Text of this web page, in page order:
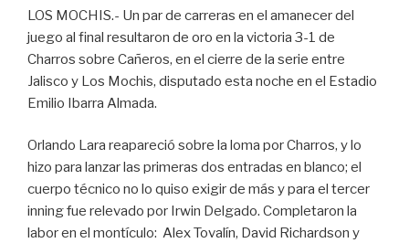
LOS MOCHIS.- Un par de carreras en el amanecer del
juego al final resultaron de oro en la victoria 3-1 de
Charros sobre Cañeros, en el cierre de la serie entre
Jalisco y Los Mochis, disputado esta noche en el Estadio
Emilio Ibarra Almada.
Orlando Lara reapareció sobre la loma por Charros, y lo
hizo para lanzar las primeras dos entradas en blanco; el
cuerpo técnico no lo quiso exigir de más y para el tercer
inning fue relevado por Irwin Delgado. Completaron la
labor en el montículo: Alex Tovalín, David Richardson y